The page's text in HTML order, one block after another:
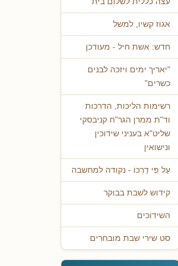
אגוז קשיו, למשל
חדש: אשת חיל - מעודכן
"יאריך ימים ויזכה לבנים
כשרים"
רשימות הליכות, הדרכות
וד"ת ממרן הגר"ח קניבסקי
שליט"א בעניני שידוכין
ונישואין
עַל פִּי דַרְכּוֹ - נקודה למחשבה
קידוש לשבת בבוקר
השידוכים
סט שירי שבת מובחרים